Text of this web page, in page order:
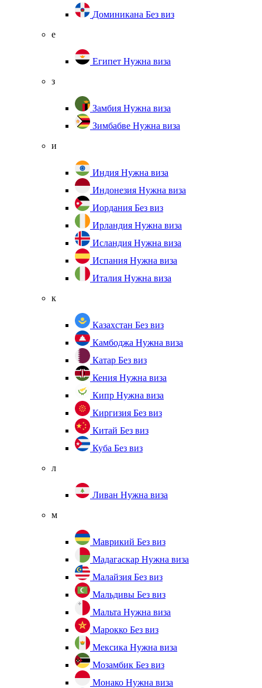
Доминикана Без виз
е
Египет Нужна виза
з
Замбия Нужна виза
Зимбабве Нужна виза
и
Индия Нужна виза
Индонезия Нужна виза
Иордания Без виз
Ирландия Нужна виза
Исландия Нужна виза
Испания Нужна виза
Италия Нужна виза
к
Казахстан Без виз
Камбоджа Нужна виза
Катар Без виз
Кения Нужна виза
Кипр Нужна виза
Киргизия Без виз
Китай Без виз
Куба Без виз
л
Ливан Нужна виза
м
Маврикий Без виз
Мадагаскар Нужна виза
Малайзия Без виз
Мальдивы Без виз
Мальта Нужна виза
Марокко Без виз
Мексика Нужна виза
Мозамбик Без виз
Монако Нужна виза